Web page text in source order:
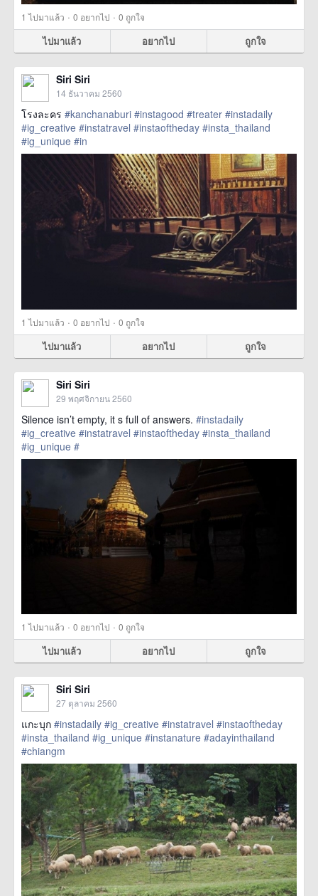
1 ไปมาแล้ว · 0 อยากไป · 0 ถูกใจ
ไปมาแล้ว อยากไป ถูกใจ
Siri Siri
14 ธันวาคม 2560
โรงละคร #kanchanaburi #instagood #treater #instadaily
#ig_creative #instatravel #instaoftheday #insta_thailand
#ig_unique #in
href=https://m.thetrippacker.com/th/image/location/210924>
1 ไปมาแล้ว · 0 อยากไป · 0 ถูกใจ
ไปมาแล้ว อยากไป ถูกใจ
Siri Siri
29 พฤศจิกายน 2560
Silence isn’t empty, it s full of answers. #instadaily
#ig_creative #instatravel #instaoftheday #insta_thailand
#ig_unique #
href=https://m.thetrippacker.com/th/image/location/210479>
1 ไปมาแล้ว · 0 อยากไป · 0 ถูกใจ
ไปมาแล้ว อยากไป ถูกใจ
Siri Siri
27 ตุลาคม 2560
แกะบุก #instadaily #ig_creative #instatravel #instaoftheday
#insta_thailand #ig_unique #instanature #adayinthailand
#chiangm
href=https://m.thetrippacker.com/th/image/location/209939>
more